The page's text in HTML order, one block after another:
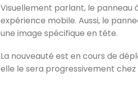
Visuellement parlant, le panneau
expérience mobile. Aussi, le
une image spécifique en tête.
La nouveauté est en cours de
elle le sera progressivement